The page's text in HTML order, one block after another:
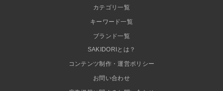
カテゴリ一覧
キーワード一覧
ブランド一覧
SAKIDORIとは？
コンテンツ制作・運営ポリシー
お問い合わせ